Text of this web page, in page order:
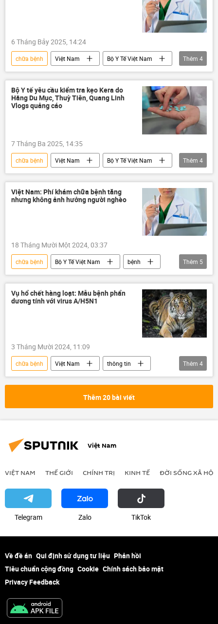
6 Tháng Bảy 2025, 14:24
chữa bệnh Việt Nam
Bộ Y Tế Việt Nam
bệnh viện
thuốc
y tế
bác sĩ
Thêm 4
Bộ Y tế yêu cầu kiểm tra kẹo Kera do
Hằng Du Mục, Thuỳ Tiên, Quang Linh
Vlogs quảng cáo
7 Tháng Ba 2025, 14:35
chữa bệnh Việt Nam
Bộ Y Tế Việt Nam
Xã hội
bệnh
bệnh nhân
Sức khoẻ
Thêm 4
Việt Nam: Phí khám chữa bệnh tăng
nhưng không ảnh hưởng người nghèo
18 Tháng Mười Một 2024, 03:37
chữa bệnh Bộ Y Tế Việt Nam
bệnh
bệnh viện
thông tin
Việt Nam
y tế
Xã hội
Thêm 5
Vụ hổ chết hàng loạt: Mẫu bệnh phẩn
dương tính với virus A/H5N1
3 Tháng Mười 2024, 11:09
chữa bệnh Việt Nam
thông tin
động vật
con hổ
bệnh
Thêm 4
Thêm 20 bài viết
Việt Nam
VIỆT NAM THẾ GIỚI CHÍNH TRỊ KINH TẾ ĐỜI SỐNG XÃ HỘI
Telegram Zalo ТikТоk
Về đề án Qui định sử dụng tư liệu Phản hồi
Tiêu chuẩn cộng đồng Cookie Chính sách bảo mật
Privacy Feedback